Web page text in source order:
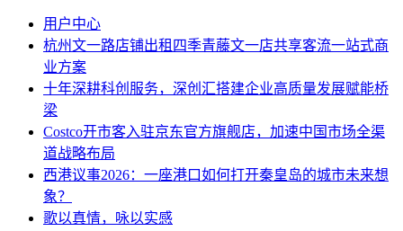
用户中心
杭州文一路店铺出租四季青藤文一店共享客流一站式商
业方案
十年深耕科创服务，深创汇搭建企业高质量发展赋能桥
梁
Costco开市客入驻京东官方旗舰店，加速中国市场全渠
道战略布局
西港议事2026：一座港口如何打开秦皇岛的城市未来想
象？
歌以真情，咏以实感